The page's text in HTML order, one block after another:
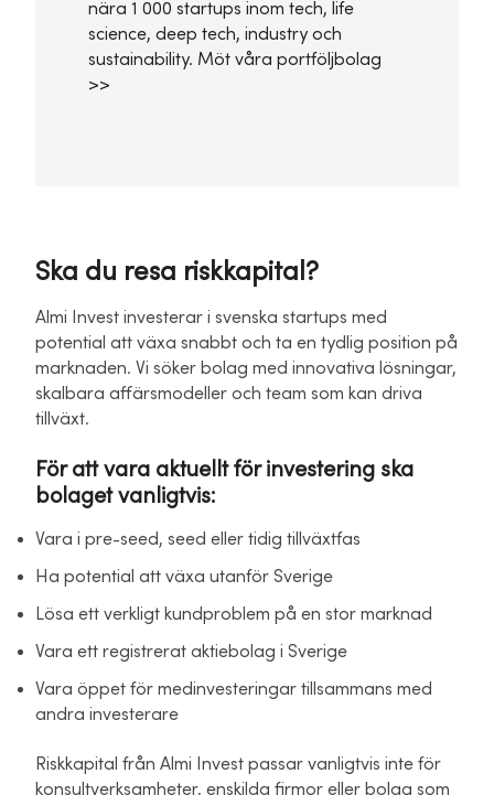
nära 1 000 startups inom tech, life
science, deep tech, industry och
sustainability. Möt våra portföljbolag
>>
Ska du resa riskkapital?
Almi Invest investerar i svenska startups med
potential att växa snabbt och ta en tydlig position på
marknaden. Vi söker bolag med innovativa lösningar,
skalbara affärsmodeller och team som kan driva
tillväxt.
För att vara aktuellt för investering ska
bolaget vanligtvis:
Vara i pre-seed, seed eller tidig tillväxtfas
Ha potential att växa utanför Sverige
Lösa ett verkligt kundproblem på en stor marknad
Vara ett registrerat aktiebolag i Sverige
Vara öppet för medinvesteringar tillsammans med
andra investerare
Riskkapital från Almi Invest passar vanligtvis inte för
konsultverksamheter, enskilda firmor eller bolag som